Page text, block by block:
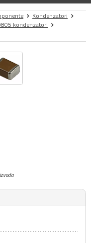
Kondenzatori
kondenzatori